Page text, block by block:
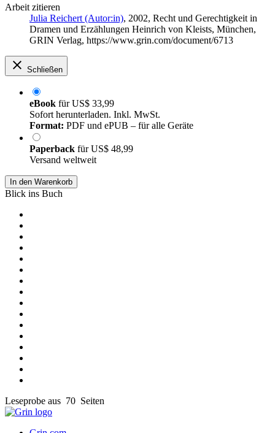
Arbeit zitieren
Julia Reichert (Autor:in), 2002, Recht und Gerechtigkeit in
Dramen und Erzählungen Heinrich von Kleists, München,
GRIN Verlag, https://www.grin.com/document/6713
Schließen
eBook fürUS$ 33,99
Sofort herunterladen. Inkl. MwSt.
Format: PDF und ePUB – für alle Geräte
Paperback fürUS$ 48,99
Versand weltweit
In den Warenkorb
Blick ins Buch
Leseprobe aus 70 Seiten